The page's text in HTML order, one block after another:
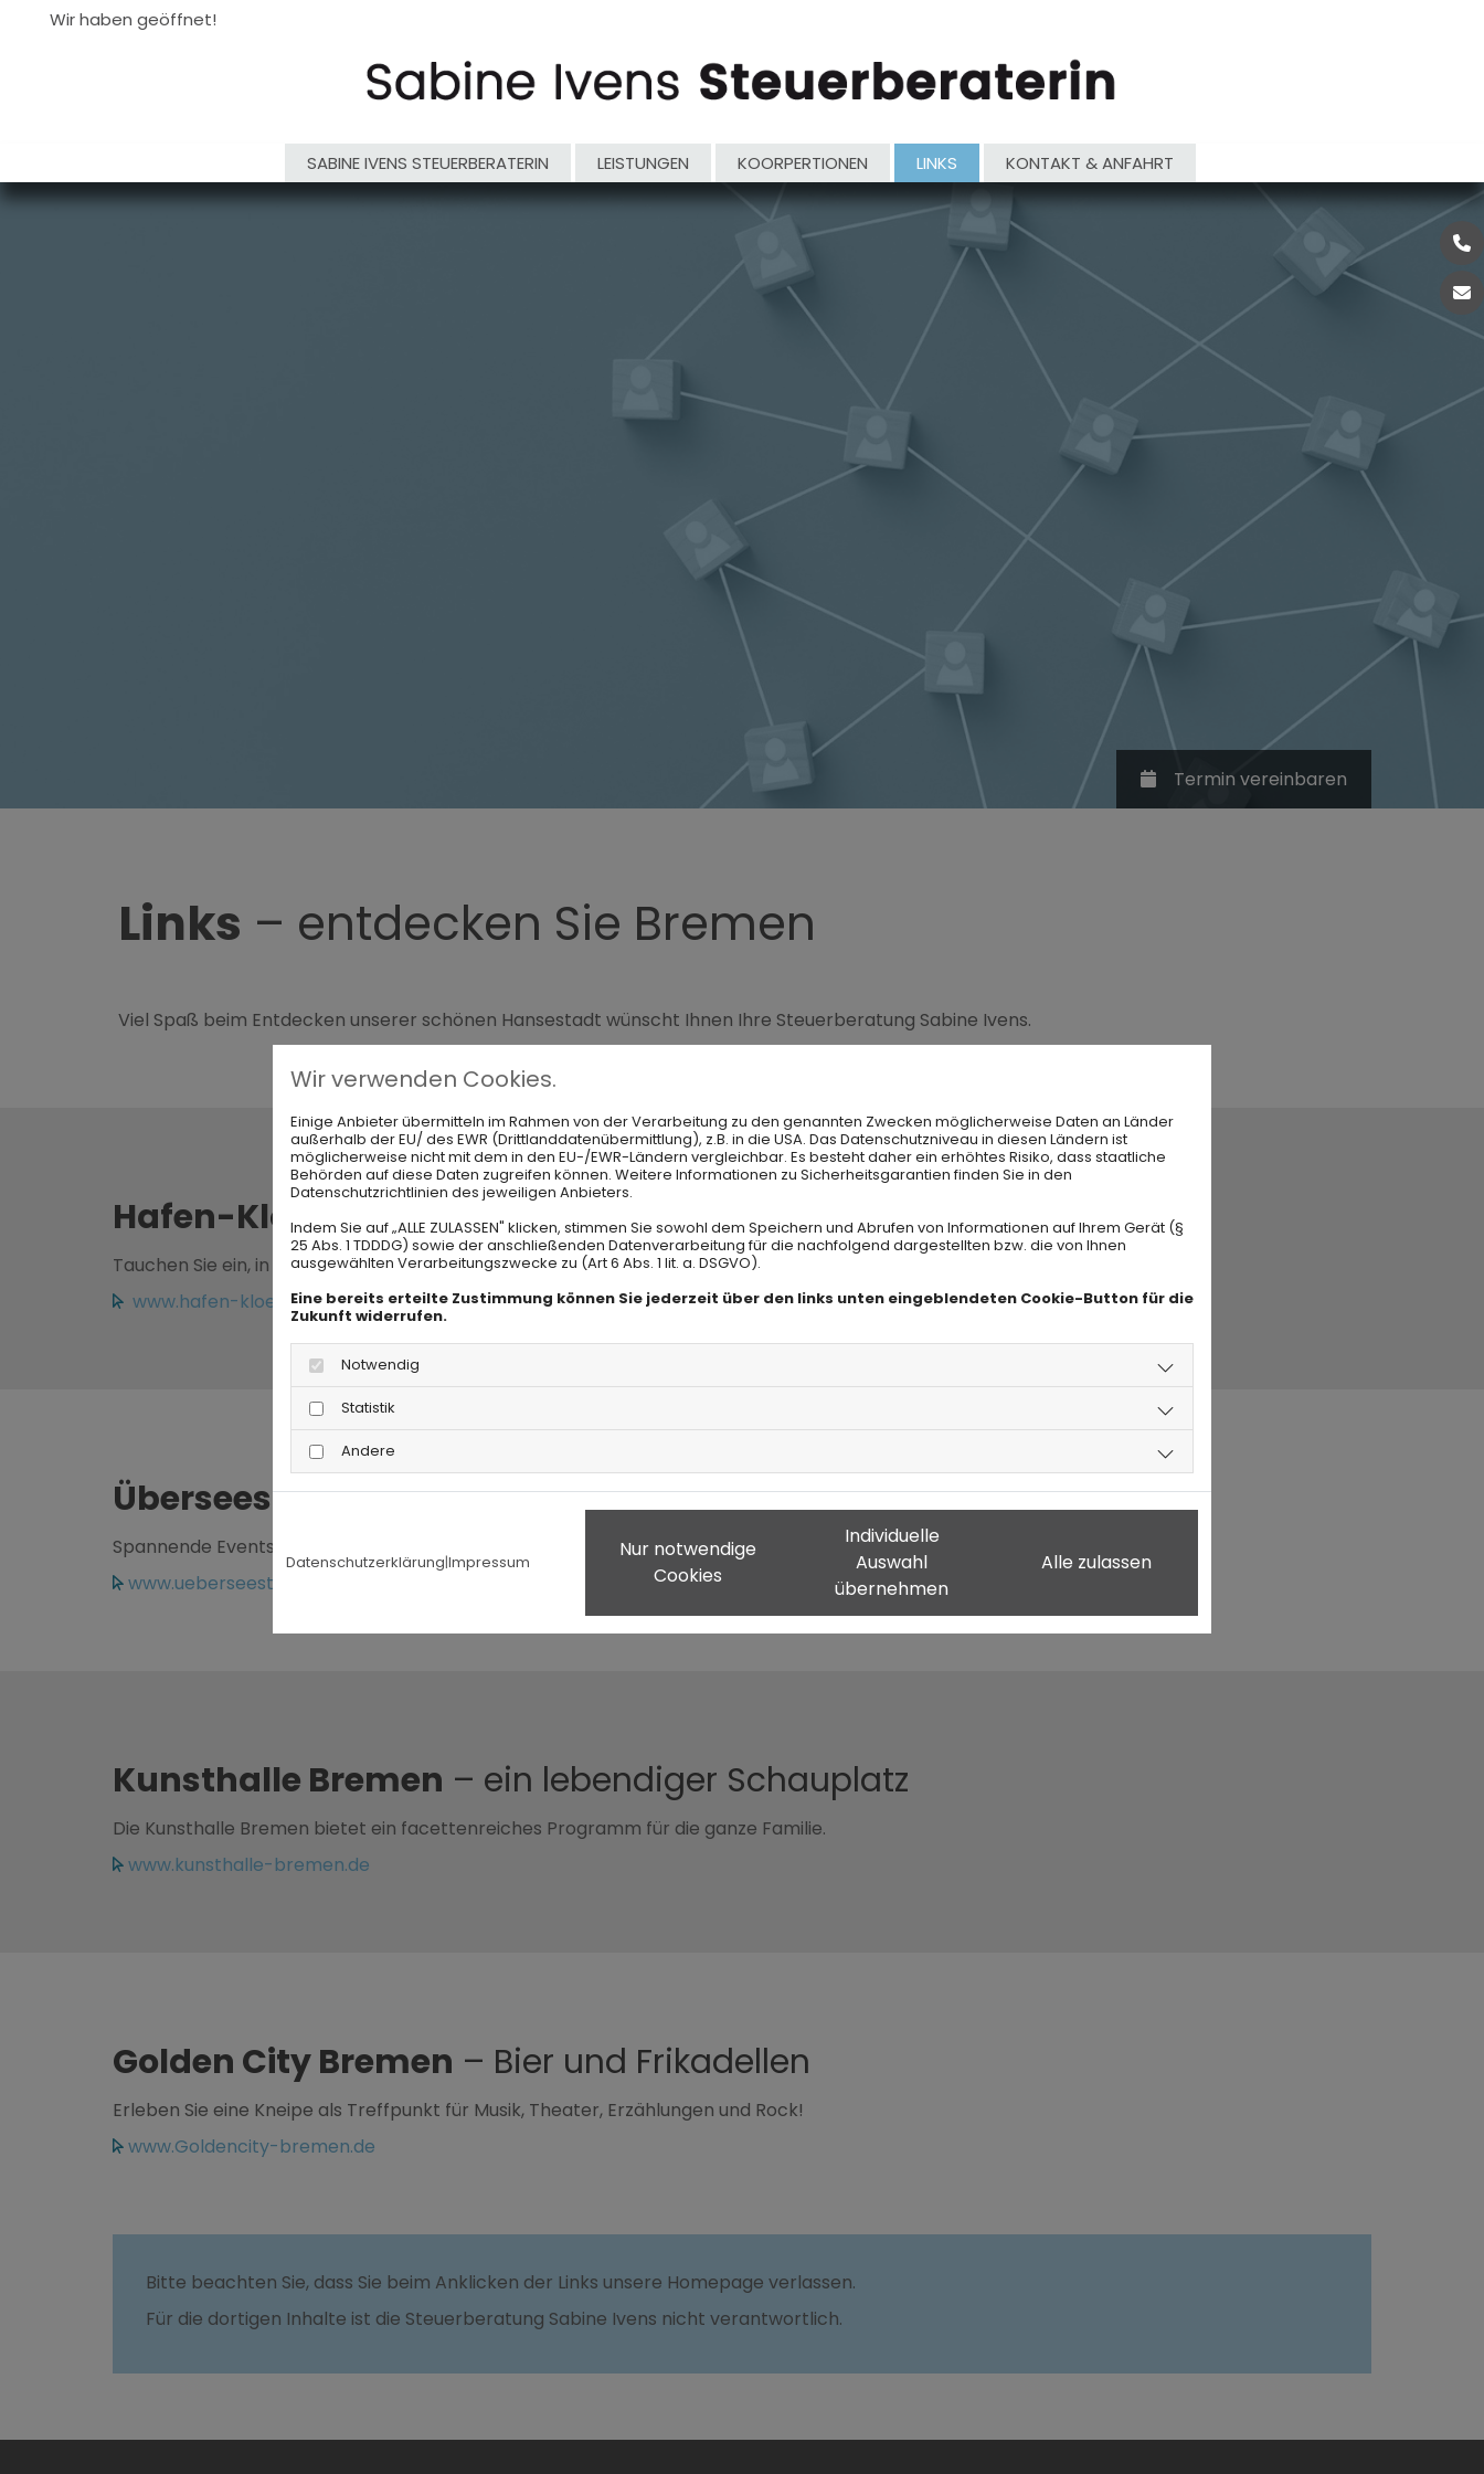
Wir haben geöffnet!
SABINE IVENS STEUERBERATERIN LEISTUNGEN KOORPERTIONEN LINKS KONTAKT & ANFAHRT
Termin vereinbaren
Links – entdecken Sie Bremen
Viel Spaß beim Entdecken unserer schönen Hansestadt wünscht Ihnen Ihre Steuerberatung Sabine Ivens.
Hafen-Klönschnack– der trendige Treffpunkt
Tauchen Sie ein, in dieses lockere Networking-Event.
www.hafen-kloenschnack.de
Überseestadt– ein pulsierender Hotspot
Spannende Events und frische Veranstaltungen, Workshops, Vorträge, Lesungen und vieles mehr.
www.ueberseestadt-bremen.de
Kunsthalle Bremen – ein lebendiger Schauplatz
Die Kunsthalle Bremen bietet ein facettenreiches Programm für die ganze Familie.
www.kunsthalle-bremen.de
Golden City Bremen – Bier und Frikadellen
Erleben Sie eine Kneipe als Treffpunkt für Musik, Theater, Erzählungen und Rock!
www.Goldencity-bremen.de
Bitte beachten Sie, dass Sie beim Anklicken der Links unsere Homepage verlassen.
Für die dortigen Inhalte ist die Steuerberatung Sabine Ivens nicht verantwortlich.
Wir verwenden Cookies.
Einige Anbieter übermitteln im Rahmen von der Verarbeitung zu den genannten Zwecken möglicherweise Daten an Länder
außerhalb der EU/ des EWR (Drittlanddatenübermittlung), z.B. in die USA. Das Datenschutzniveau in diesen Ländern ist
möglicherweise nicht mit dem in den EU-/EWR-Ländern vergleichbar. Es besteht daher ein erhöhtes Risiko, dass staatliche
Behörden auf diese Daten zugreifen können. Weitere Informationen zu Sicherheitsgarantien finden Sie in den
Datenschutzrichtlinien des jeweiligen Anbieters.
Indem Sie auf „ALLE ZULASSEN" klicken, stimmen Sie sowohl dem Speichern und Abrufen von Informationen auf Ihrem Gerät (§
25 Abs. 1 TDDDG) sowie der anschließenden Datenverarbeitung für die nachfolgend dargestellten bzw. die von Ihnen
ausgewählten Verarbeitungszwecke zu (Art 6 Abs. 1 lit. a. DSGVO).
Eine bereits erteilte Zustimmung können Sie jederzeit über den links unten eingeblendeten Cookie-Button für die
Zukunft widerrufen.
Notwendig
Statistik
Andere
Datenschutzerklärung|Impressum
Nur notwendige
Cookies
Individuelle
Auswahl
übernehmen
Alle zulassen